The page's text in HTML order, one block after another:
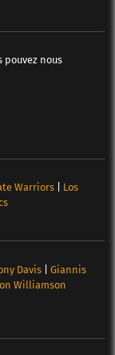
pouvez nous
Warriors| Los
Davis| Giannis
Williamson